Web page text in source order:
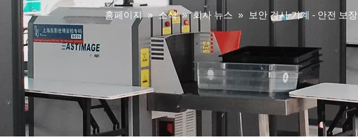
홈페이지 » 소식 » 회사 뉴스 » 보안 검사 기계 - 안전 보장